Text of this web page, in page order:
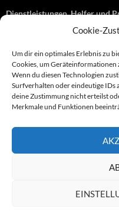
Cookie-
Um dir ein optimales Erlebnis zu
Cookies, um
Wenn du diesen Technologien
Surfverhalten oder eindeutige IDs
deine Zustimmung nicht erteilst
Merkmale und Funktionen
Dienstleistungen, Helfer und
Anonymisierungsdienste, VPN-
Bezahlsysteme,
Bürodienstleister,
Datenhändler, Adressbroker und
Hosting, Routing, Provider,
Inkasso,
Spieleanbieter, Online- und
Partnerprogramme,
Vereine, Verbände,
Web-Rotlichtbezirk, Erotik- und
Sonstige Dienstleister, Profiteure